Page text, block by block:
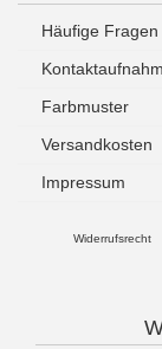
Häufige Fragen
Farbmuster
Versandkosten
Impressum
Widerrufsrecht